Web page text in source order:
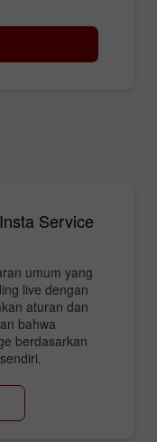
Service
umum yang
live dengan
aturan dan
bahwa
berdasarkan